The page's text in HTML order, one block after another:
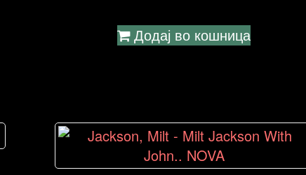
Додај во кошница